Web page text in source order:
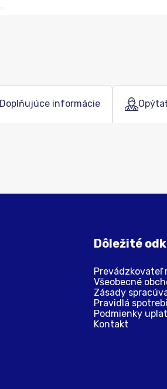
Doplňujúce informácie
Dôležité
Prevádzkovateľ
Všeobecné
Zásady
Pravidlá
Podmienky
Kontakt